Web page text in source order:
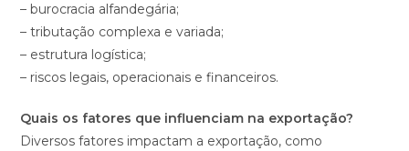
– burocracia alfandegária;
– tributação complexa e variada;
– estrutura logística;
– riscos legais, operacionais e financeiros.
Quais os fatores que influenciam na exportação?
Diversos fatores impactam a exportação, como